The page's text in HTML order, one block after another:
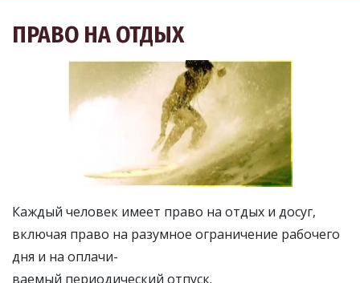
ПРАВО НА ОТДЫХ
Каждый человек имеет право на отдых и досуг,
включая право на разумное ограничение рабочего
дня и на оплачи-
ваемый периодический отпуск.